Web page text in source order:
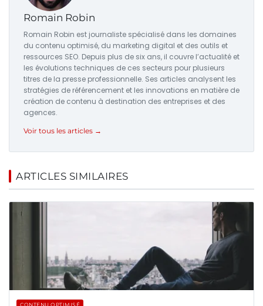
Romain Robin
Romain Robin est journaliste spécialisé dans les domaines
du contenu optimisé, du marketing digital et des outils et
ressources SEO. Depuis plus de six ans, il couvre l’actualité et
les évolutions techniques de ces secteurs pour plusieurs
titres de la presse professionnelle. Ses articles analysent les
stratégies de référencement et les innovations en matière de
création de contenu à destination des entreprises et des
agences.
Voir tous les articles →
ARTICLES SIMILAIRES
CONTENU OPTIMISÉ